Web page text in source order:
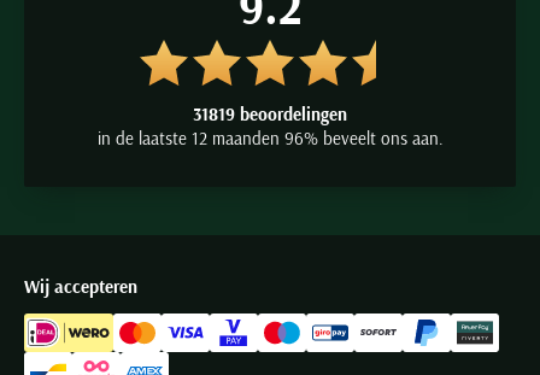
31819 beoordelingen
in de laatste 12 maanden 96% beveelt ons aan.
Wij accepteren